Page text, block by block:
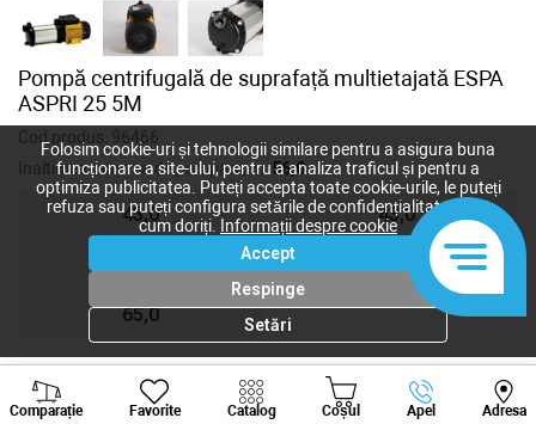
Pompă centrifugală de suprafață multietajată ESPA
ASPRI 25 5M
Cod produs: 96466
Inaltimea maxima de pompare, m:56,0
43,0 43,0
65,0
10 646
Comparație Favorite Catalog Coșul Apel Adresa
Viber Whatsapp
Folosim cookie-uri și tehnologii similare pentru a asigura buna
funcționare a site-ului, pentru a analiza traficul și pentru a
optimiza publicitatea. Puteți accepta toate cookie-urile, le puteți
refuza sau puteți configura setările de confidențialitate după
cum doriți.
Informații despre cookie
Accept
Respinge
Setări